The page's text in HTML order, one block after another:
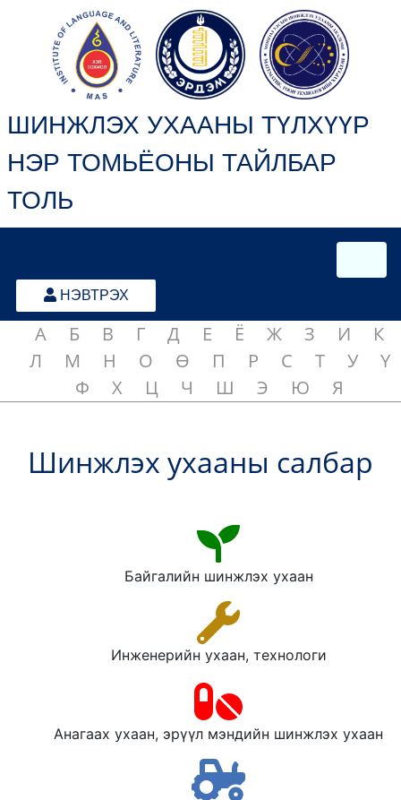
ШИНЖЛЭХ УХААНЫ ТҮЛХҮҮР
НЭР ТОМЬЁОНЫ ТАЙЛБАР
ТОЛЬ
НЭВТРЭХ
А Б В Г Д Е Ё Ж З И
К
Л
М Н О Ө П Р С Т У
Ү
Ф
Х Ц Ч Ш Э Ю Я
Шинжлэх ухааны салбар
Байгалийн шинжлэх ухаан
Инженерийн ухаан, технологи
Анагаах ухаан, эрүүл мэндийн шинжлэх ухаан